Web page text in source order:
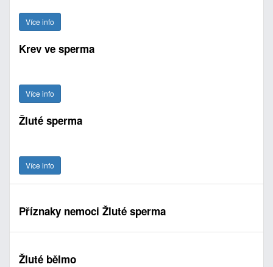
Více info
Krev ve sperma
Více info
Žluté sperma
Více info
Příznaky nemoci Žluté sperma
Žluté bělmo